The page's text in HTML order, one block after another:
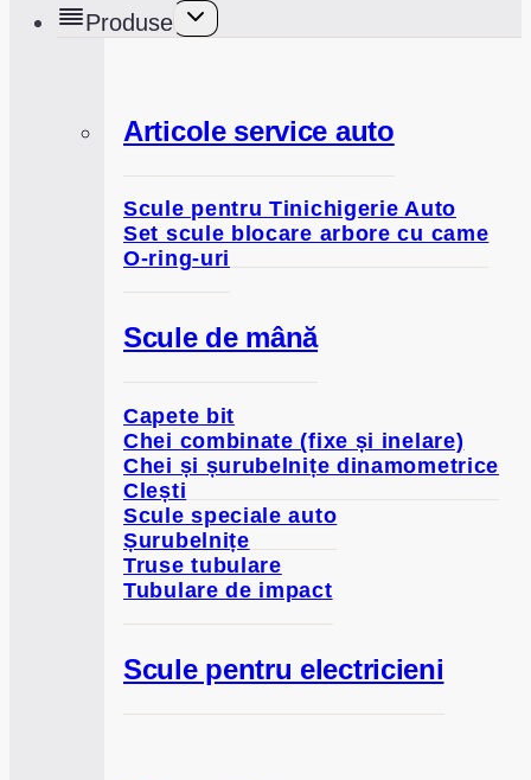
Produse
Toggle
Articole service auto
Scule pentru Tinichigerie Auto
Set scule blocare arbore cu came
O-ring-uri
Scule de mână
Capete bit
Chei combinate (fixe și inelare)
Chei și șurubelnițe dinamometrice
Clești
Scule speciale auto
Șurubelnițe
Truse tubulare
Tubulare de impact
Scule pentru electricieni